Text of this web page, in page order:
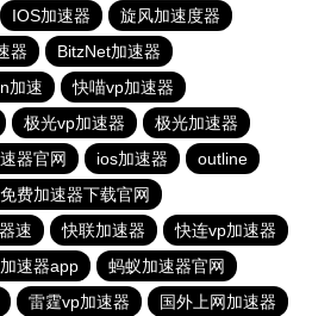
IOS加速器
旋风加速度器
器
BitzNet加速器
加速
快喵vp加速器
极光vp加速器
极光加速器
器官网 ios加速器
outline
费加速器下载官网
速 快联加速器
快连vp加速器
速器app
蚂蚁加速器官网
雷霆vp加速器 国外上网加速器